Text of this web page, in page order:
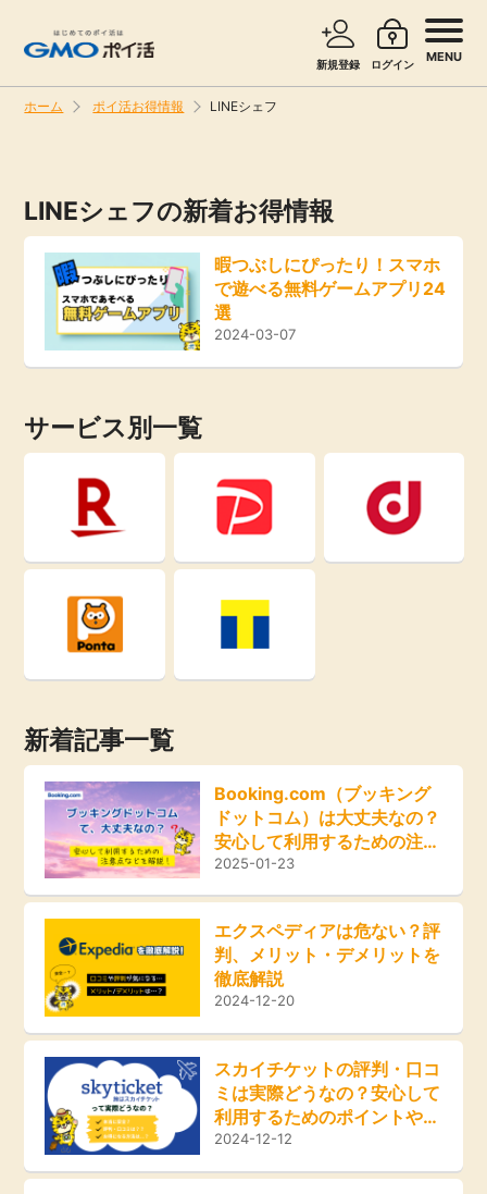
新規登録 ログイン MENU
ホーム ポイ活お得情報 LINEシェフ
お知らせ
新着
高還元
無料
即日還元
アンケート
ゲーム
モニター
ポイ活お得情報
お友達紹介
カード比較
毎日ゲット
特集一覧
GMOポイ活の使い方
旅行・レンタカー
無料サービス
エンタメ
引っ越し
買取・査定
学び
美容・健康
有料サービス
銀行・金融・投資
ふるさと納税
LINEシェフの新着お得情報
暇つぶしにぴったり！スマホ
で遊べる無料ゲームアプリ24
選
2024-03-07
サービス別一覧
新着記事一覧
Booking.com（ブッキング
ドットコム）は大丈夫なの？
安心して利用するための注意
点などを解説！
2025-01-23
エクスペディアは危ない？評
判、メリット・デメリットを
徹底解説
2024-12-20
スカイチケットの評判・口コ
ミは実際どうなの？安心して
利用するためのポイントやお
得な方法をご紹介！
2024-12-12